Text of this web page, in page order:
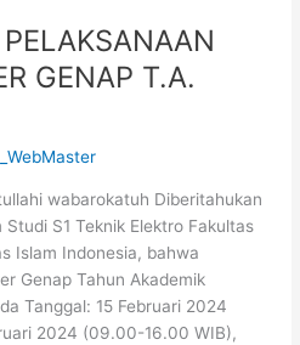
GENAP T.A.
wabarokatuh Diberitahukan
S1 Teknik Elektro Fakultas
Islam Indonesia, bahwa
Genap Tahun Akademik
Tanggal: 15 Februari 2024
2024 (09.00-16.00 WIB),